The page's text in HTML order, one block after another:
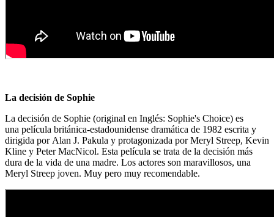
La decisión de Sophie
La decisión de Sophie (original en Inglés: Sophie's Choice) es
una película británica-estadounidense dramática de 1982 escrita y
dirigida por Alan J. Pakula y protagonizada por Meryl Streep, Kevin
Kline y Peter MacNicol. Esta película se trata de la decisión más
dura de la vida de una madre. Los actores son maravillosos, una
Meryl Streep joven. Muy pero muy recomendable.